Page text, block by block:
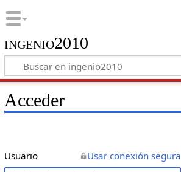
ingenio2010
Acceder
Usuario Usar conexión segura